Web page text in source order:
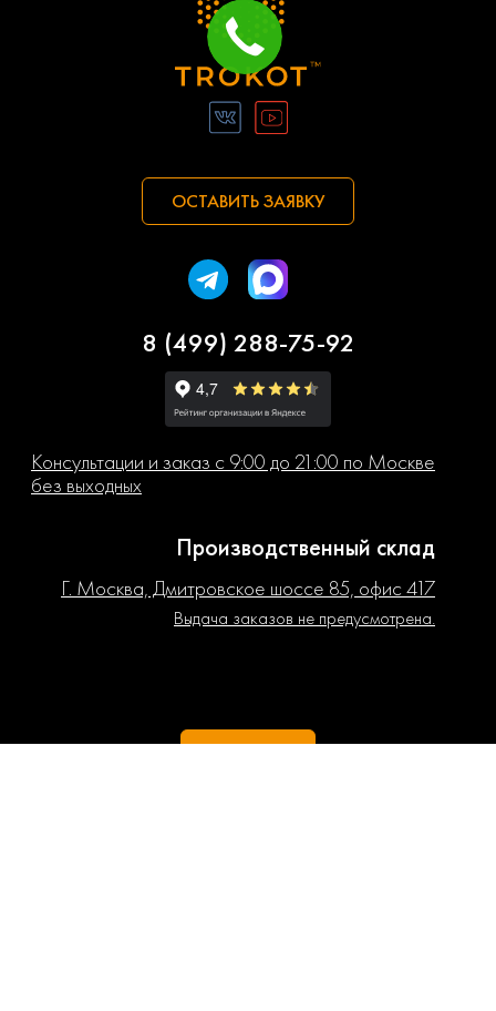
ОСТАВИТЬ ЗАЯВКУ
8 (499) 288-75-92
Консультации и заказ с 9:00 до 21:00 по Москве
без выходных
Производственный склад
Г. Москва, Дмитровское шоссе 85, офис 417
Выдача заказов не предусмотрена.